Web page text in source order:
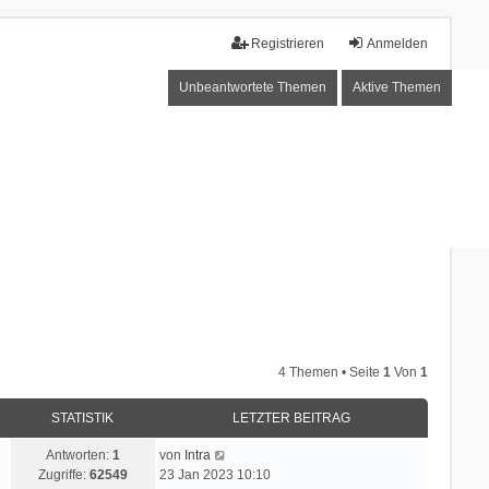
Anmelden
Registrieren
Unbeantwortete Themen Aktive Themen
4 Themen • Seite1 Von1
STATISTIK LETZTER BEITRAG
Antworten: 1
Zugriffe: 62549
von Intra
23 Jan 2023 10:10